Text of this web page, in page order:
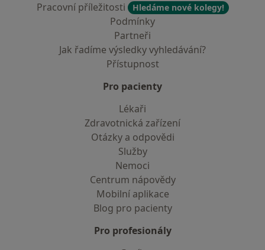
Pracovní příležitosti
Hledáme nové kolegy!
Podmínky
Partneři
Jak řadíme výsledky vyhledávání?
Přístupnost
Pro pacienty
Lékaři
Zdravotnická zařízení
Otázky a odpovědi
Služby
Nemoci
Centrum nápovědy
Mobilní aplikace
Blog pro pacienty
Pro profesionály